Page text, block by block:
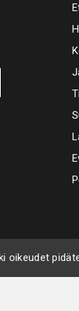
oikeudet